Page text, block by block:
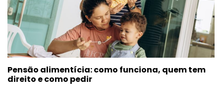
Pensão alimentícia: como funciona, quem tem
direito e como pedir